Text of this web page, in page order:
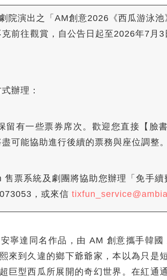
院演出之「AM創意2026《西瓜游泳池
前往觀賞，自公告日起至2026年7月3
辦理：
留有一些票券席次。歡迎您直接【臉
可能協助進行後續的票務與座位調整。
票系統及劇團將協助您辦理「免手續
，或來信
寧達同名作品，由 AM 創意攜手韓
來到久違的鄉下爺爺家，本以為只是
巨型西瓜所展開的奇幻世界。在紅通